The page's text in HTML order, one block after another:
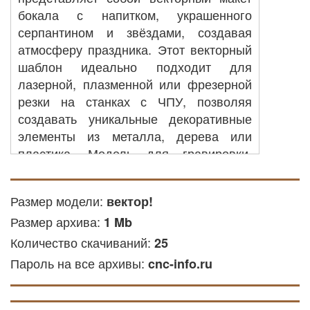
бокала с напитком, украшенного
серпантином и звёздами, создавая
атмосферу праздника. Этот векторный
шаблон идеально подходит для
лазерной, плазменной или фрезерной
резки на станках с ЧПУ, позволяя
создавать уникальные декоративные
элементы из металла, дерева или
пластика. Модель для гравировки,
настроение и утончённость. Векторы
для ЧПУ могут быть использованы в
дизайне, для тату и татуажа,
передавая узнаваемость и
универсальность для применения в
различных материалах.
Размер модели: вектор!
Размер архива: 1 Mb
Количество скачиваний: 25
Пароль на все архивы: cnc-info.ru